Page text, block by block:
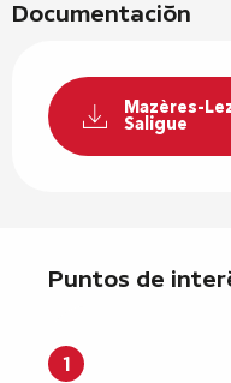
Documentación
Mazères-
Saligue
Puntos de
1